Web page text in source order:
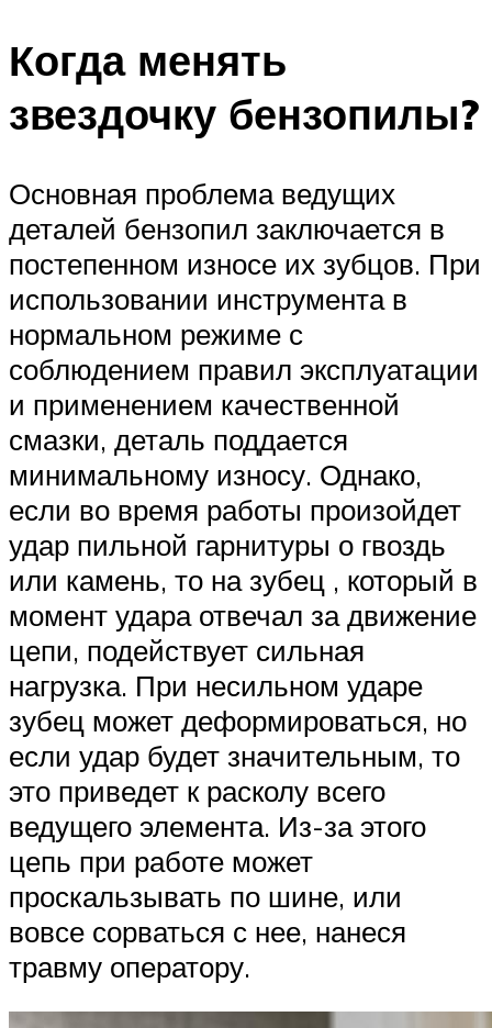
Когда менять
звездочку бензопилы?
Основная проблема ведущих
деталей бензопил заключается в
постепенном износе их зубцов. При
использовании инструмента в
нормальном режиме с
соблюдением правил эксплуатации
и применением качественной
смазки, деталь поддается
минимальному износу. Однако,
если во время работы произойдет
удар пильной гарнитуры о гвоздь
или камень, то на зубец , который в
момент удара отвечал за движение
цепи, подействует сильная
нагрузка. При несильном ударе
зубец может деформироваться, но
если удар будет значительным, то
это приведет к расколу всего
ведущего элемента. Из-за этого
цепь при работе может
проскальзывать по шине, или
вовсе сорваться с нее, нанеся
травму оператору.